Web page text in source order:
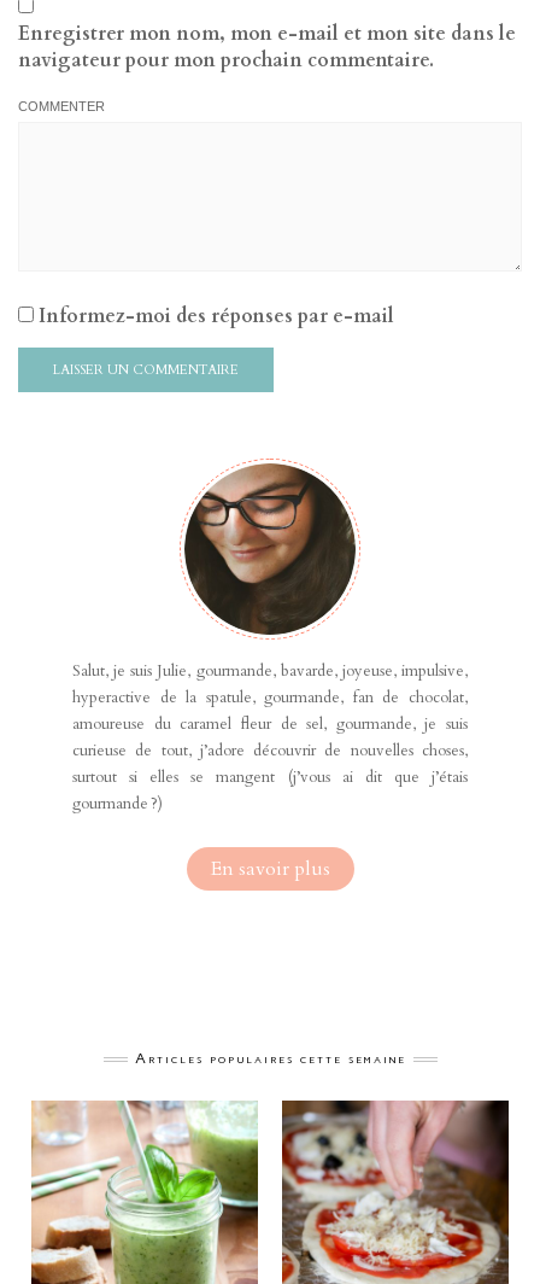
Enregistrer mon nom, mon e-mail et mon site dans le
navigateur pour mon prochain commentaire.
COMMENTER
Informez-moi des réponses par e-mail
Salut, je suis Julie, gourmande, bavarde, joyeuse, impulsive,
hyperactive de la spatule, gourmande, fan de chocolat,
amoureuse du caramel fleur de sel, gourmande, je suis
curieuse de tout, j’adore découvrir de nouvelles choses,
surtout si elles se mangent (j’vous ai dit que j’étais
gourmande ?)
En savoir plus
Articles populaires cette semaine